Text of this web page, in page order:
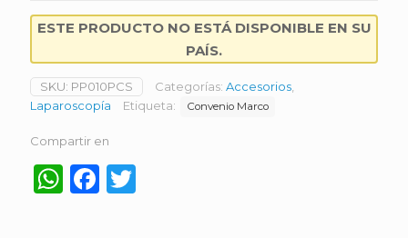
ESTE PRODUCTO NO ESTÁ DISPONIBLE EN SU
PAÍS.
SKU: PP010PCS Categorías: Accesorios
Laparoscopía
Etiqueta: Convenio Marco
Compartir en
WhatsApp
Facebook